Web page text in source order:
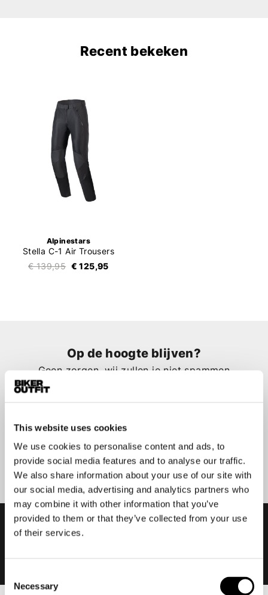
This website uses cookies
We use cookies to personalise content and ads, to
provide social media features and to analyse our traffic.
We also share information about your use of our site with
our social media, advertising and analytics partners who
may combine it with other information that you’ve
provided to them or that they’ve collected from your use
of their services.
Selection
Necessary
Recent bekeken
Alpinestars
Stella C-1 Air Trousers
€ 139,95 € 125,95
Op de hoogte blijven?
Geen zorgen, wij zullen je niet spammen
Aanmelden